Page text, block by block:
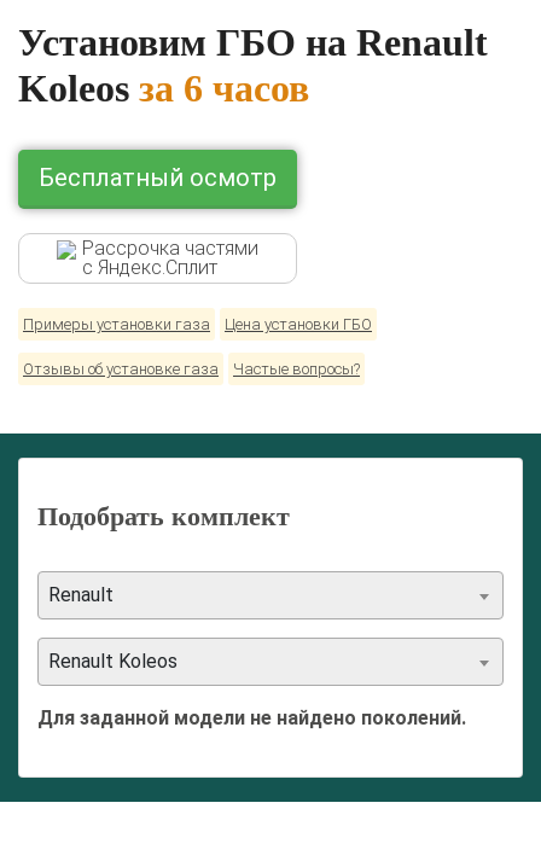
Renault
Skoda Toyota Volkswagen
Установим ГБО на Renault
Koleos за 6 часов
Бесплатный осмотр
Рассрочка частями
с Яндекс.Сплит
Примеры установки газа Цена установки ГБО
Отзывы об установке газа Частые вопросы?
Подобрать комплект
Renault
Renault Koleos
Для заданной модели не найдено поколений.